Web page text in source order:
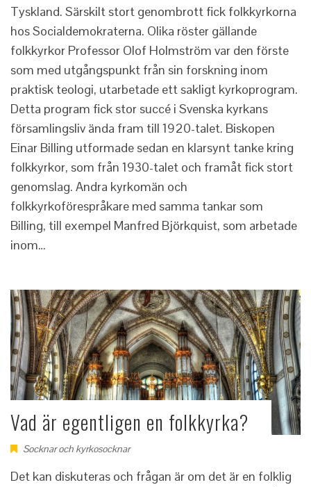
Tyskland. Särskilt stort genombrott fick folkkyrkorna
hos Socialdemokraterna. Olika röster gällande
folkkyrkor Professor Olof Holmström var den förste
som med utgångspunkt från sin forskning inom
praktisk teologi, utarbetade ett sakligt kyrkoprogram.
Detta program fick stor succé i Svenska kyrkans
församlingsliv ända fram till 1920-talet. Biskopen
Einar Billing utformade sedan en klarsynt tanke kring
folkkyrkor, som från 1930-talet och framåt fick stort
genomslag. Andra kyrkomän och
folkkyrkoförespråkare med samma tankar som
Billing, till exempel Manfred Björkquist, som arbetade
inom…
Vad är egentligen en folkkyrka?
Socknar och kyrkosocknar
Det kan diskuteras och frågan är om det är en folklig